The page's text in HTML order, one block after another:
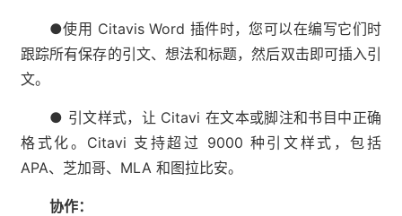
●使用 Citavis Word 插件时，您可以在编写它们时
跟踪所有保存的引文、想法和标题，然后双击即可插入引
文。
● 引文样式，让 Citavi 在文本或脚注和书目中正确
格式化。Citavi 支持超过 9000 种引文样式，包括
APA、芝加哥、MLA 和图拉比安。
协作：